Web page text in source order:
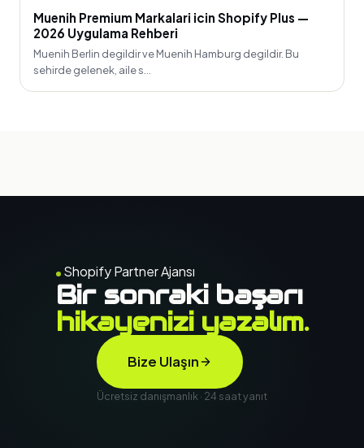
Muenih Premium Markalari icin Shopify Plus —
2026 Uygulama Rehberi
Muenih Berlin degildir ve Muenih Hamburg degildir. Bu
sehirde gelenek, aile s...
Shopify Partner Ajansı
Bir sonraki başarı
hikayenizi yazalım.
Bize Ulaşın
Ücretsiz danışmanlık · 24 saat yanıt